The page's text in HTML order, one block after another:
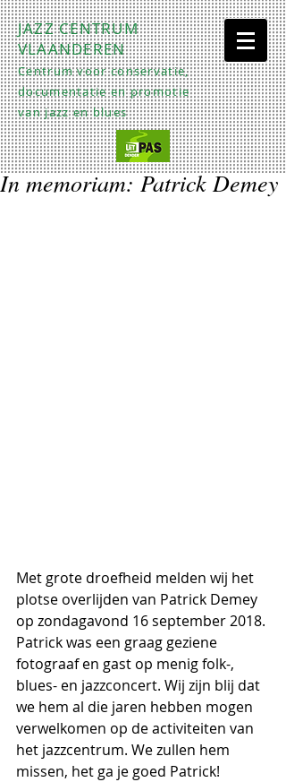
JAZZ CENTRUM
VLAANDEREN
Centrum voor conservatie,
documentatie en promotie
van jazz en blues
In memoriam: Patrick Demey
Met grote droefheid melden wij het
plotse overlijden van Patrick Demey
op zondagavond 16 september 2018.
Patrick was een graag geziene
fotograaf en gast op menig folk-,
blues- en jazzconcert. Wij zijn blij dat
we hem al die jaren hebben mogen
verwelkomen op de activiteiten van
het jazzcentrum. We zullen hem
missen, het ga je goed Patrick!